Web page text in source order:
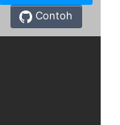
Contoh